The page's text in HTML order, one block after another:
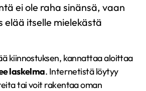
ei ole raha sinänsä, vaan
elää itselle mielekästä
kiinnostuksen, kannattaa aloittaa
laskelma. Internetistä löytyy
tai voit rakentaa oman